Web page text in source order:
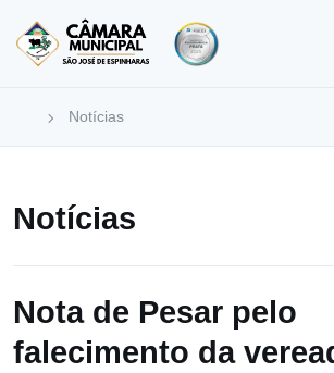
Notícias
Notícias
Nota de Pesar pelo
falecimento da